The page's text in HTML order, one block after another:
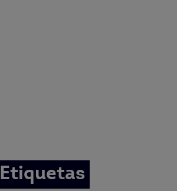
Etiquetas